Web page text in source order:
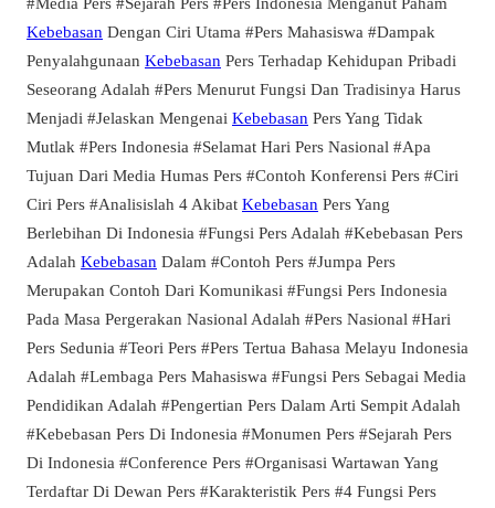
Kebebasan Dengan Ciri Utama #Pers Mahasiswa #Dampak
Penyalahgunaan Kebebasan Pers Terhadap Kehidupan Pribadi
Seseorang Adalah #Pers Menurut Fungsi Dan Tradisinya Harus
Menjadi #Jelaskan Mengenai Kebebasan Pers Yang Tidak
Mutlak #Pers Indonesia #Selamat Hari Pers Nasional #Apa
Tujuan Dari Media Humas Pers #Contoh Konferensi Pers #Ciri
Ciri Pers #Analisislah 4 Akibat Kebebasan Pers Yang
Berlebihan Di Indonesia #Fungsi Pers Adalah #Kebebasan Pers
Adalah Kebebasan Dalam #Contoh Pers #Jumpa Pers
Merupakan Contoh Dari Komunikasi #Fungsi Pers Indonesia
Pada Masa Pergerakan Nasional Adalah #Pers Nasional #Hari
Pers Sedunia #Teori Pers #Pers Tertua Bahasa Melayu Indonesia
Adalah #Lembaga Pers Mahasiswa #Fungsi Pers Sebagai Media
Pendidikan Adalah #Pengertian Pers Dalam Arti Sempit Adalah
#Kebebasan Pers Di Indonesia #Monumen Pers #Sejarah Pers
Di Indonesia #Conference Pers #Organisasi Wartawan Yang
Terdaftar Di Dewan Pers #Karakteristik Pers #4 Fungsi Pers